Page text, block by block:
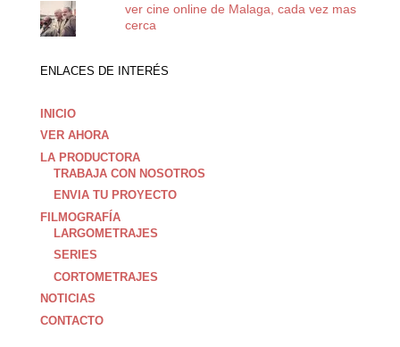
ver cine online de Malaga, cada vez mas
cerca
ENLACES DE INTERÉS
INICIO
VER AHORA
LA PRODUCTORA
TRABAJA CON NOSOTROS
ENVIA TU PROYECTO
FILMOGRAFÍA
LARGOMETRAJES
SERIES
CORTOMETRAJES
NOTICIAS
CONTACTO